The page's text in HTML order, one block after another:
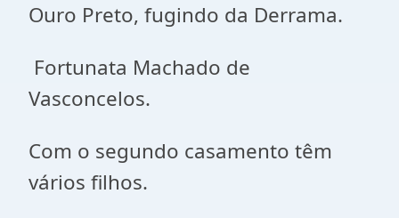
Ouro Preto, fugindo da Derrama.
Fortunata Machado de
Vasconcelos.
Com o segundo casamento têm
vários filhos.